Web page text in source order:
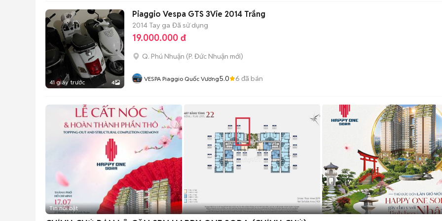
41 giây trước 4
Piaggio Vespa GTS 3Vie 2014 Trắng
2014 Tay ga Đã sử dụng
19.000.000 đ
Q. Phú Nhuận (P. Đức Nhuận mới)
VESPA Piaggio Quốc Vương5.0 6 đã bán
Tin nổi bật